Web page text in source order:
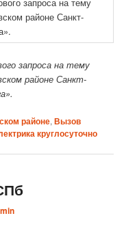
запроса на тему
районе Санкт-
районе,Вызов
круглосуточно